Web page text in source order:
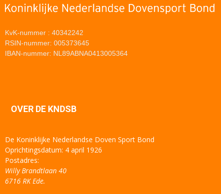
KvK-nummer : 40342242
RSIN-nummer: 005373645
IBAN-nummer: NL89ABNA0413005364
OVER DE KNDSB
De Koninklijke Nederlandse Doven Sport Bond
Oprichtingsdatum: 4 april 1926
Postadres:
Willy Brandtlaan 40
6716 RK Ede.